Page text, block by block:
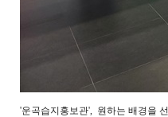
'운곡습지홍보관', 원하는 배경을